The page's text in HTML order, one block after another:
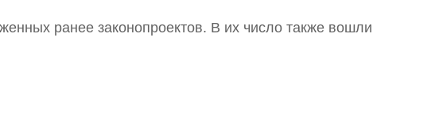
ранее законопроектов. В их число также вошли